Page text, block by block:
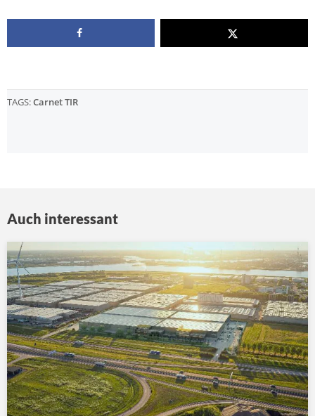
TAGS:Carnet TIR
Auch interessant